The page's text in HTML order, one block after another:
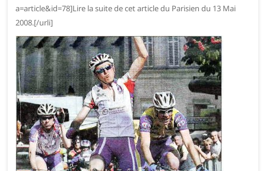
a=article&id=78]Lire la suite de cet article du Parisien du 13 Mai
2008.[/urli]